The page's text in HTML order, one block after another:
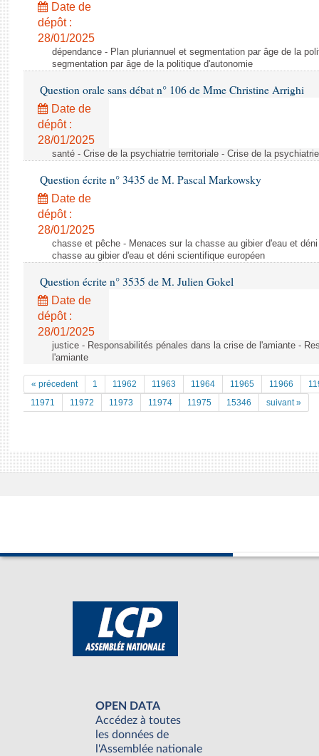
Date de
dépôt :
28/01/2025
dépendance - Plan pluriannuel et segmentation par âge de la
segmentation par âge de la politique d'autonomie
Question orale sans débat n° 106 de Mme Christine Arrighi
Date de
dépôt :
28/01/2025
santé - Crise de la psychiatrie territoriale - Crise de la
Question écrite n° 3435 de M. Pascal Markowsky
Date de
dépôt :
28/01/2025
chasse et pêche - Menaces sur la chasse au gibier d'eau et
chasse au gibier d'eau et déni scientifique européen
Question écrite n° 3535 de M. Julien Gokel
Date de
dépôt :
28/01/2025
justice - Responsabilités pénales dans la crise de l'amiante -
l'amiante
« précedent 1 11962 11963 11964 11965 11966
11971
11972 11973 11974 11975 15346 suivant »
OPEN DATA
Accédez à toutes
les données de
l'Assemblée nationale